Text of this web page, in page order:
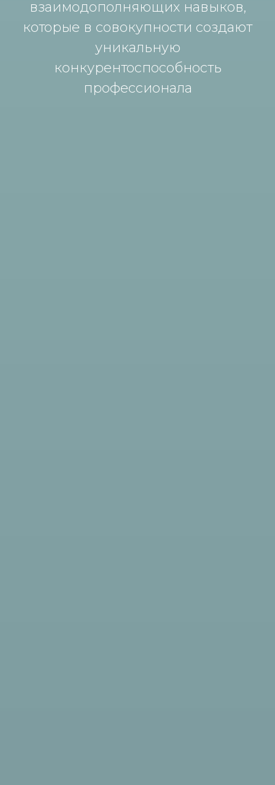
взаимодополняющих навыков,
которые в совокупности создают
уникальную
конкурентоспособность
профессионала